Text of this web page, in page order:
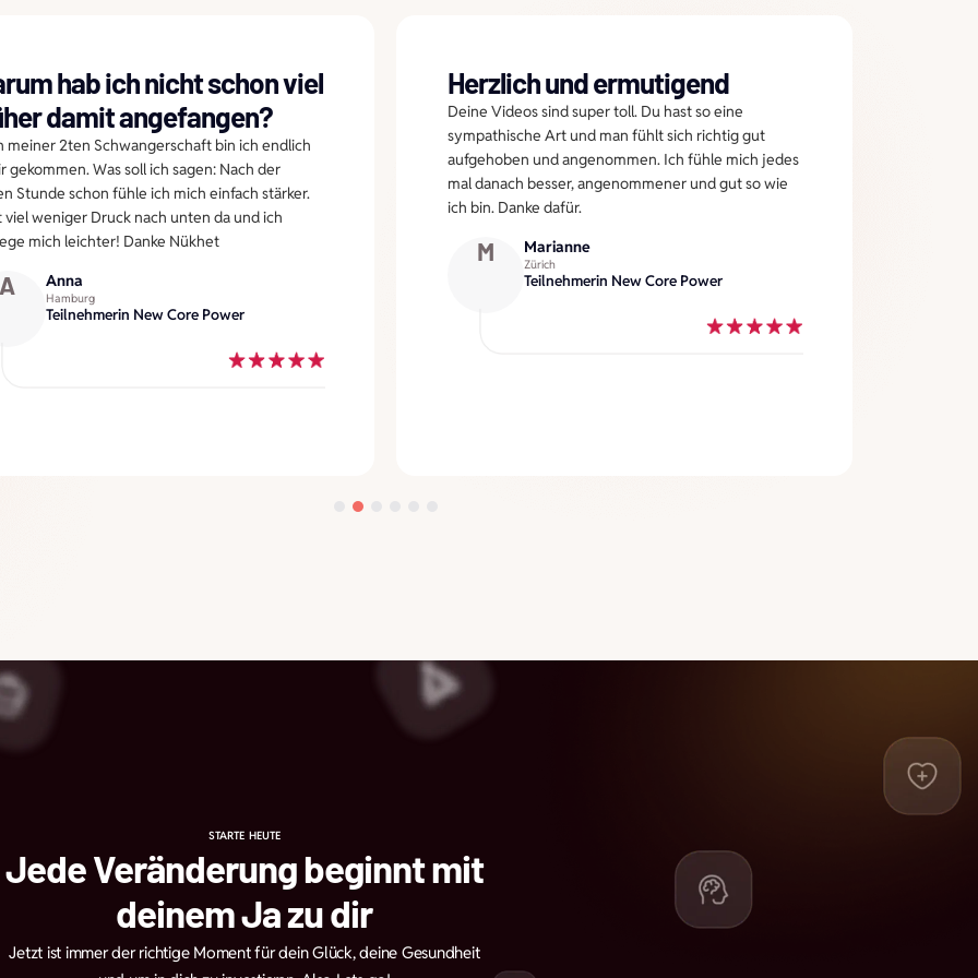
hab ich nicht schon viel
damit angefangen?
meiner 2ten Schwangerschaft bin ich endlich
gekommen. Was soll ich sagen: Nach der
Stunde schon fühle ich mich einfach stärker.
viel weniger Druck nach unten da und ich
mich leichter! Danke Nükhet
A Anna
Hamburg
Teilnehmerin New Core Power
Herzlich und ermutigend
Deine Videos sind super toll. Du hast so eine
sympathische Art und man fühlt sich richtig gut
aufgehoben und angenommen. Ich fühle mich jedes
mal danach besser, angenommener und gut so wie
ich bin. Danke dafür.
M Marianne
Zürich
Teilnehmerin New Core Power
STARTE HEUTE
Jede Veränderung beginnt mit
deinem Ja zu dir
Jetzt ist immer der richtige Moment für dein Glück, deine Gesundheit